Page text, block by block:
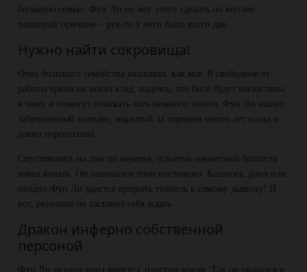
большую семью. Фун Ли не мог этого сделать по вполне
понятной причине – рук-то у него было всего две…
Нужно найти сокровища!
Отец большого семейства вкалывал, как мог. В свободное от
работы время он искал клад, надеясь, что боги будут милостивы
к нему и помогут отыскать хоть немного золота. Фун Ли нашел
заброшенный колодец, вырытый за городом много лет назад и
давно пересохший.
Спустившись на дно по веревке, искатель несметных богатств
начал копать. Он занимался этим постоянно. Казалось, рано или
поздно Фун Ли удастся прорыть туннель к самому дьяволу! И
вот, результат не заставил себя ждать…
Дракон инферно собственной
персоной
Фун Ли рухнул вниз вместе с пластом земли. Так он оказался в